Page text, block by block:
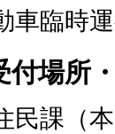
車臨時
付場所
民課（